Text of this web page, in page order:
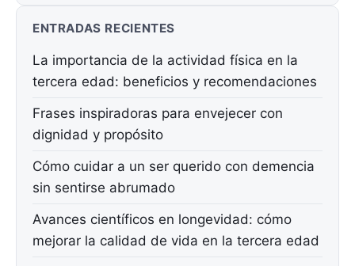
ENTRADAS RECIENTES
La importancia de la actividad física en la
tercera edad: beneficios y recomendaciones
Frases inspiradoras para envejecer con
dignidad y propósito
Cómo cuidar a un ser querido con demencia
sin sentirse abrumado
Avances científicos en longevidad: cómo
mejorar la calidad de vida en la tercera edad